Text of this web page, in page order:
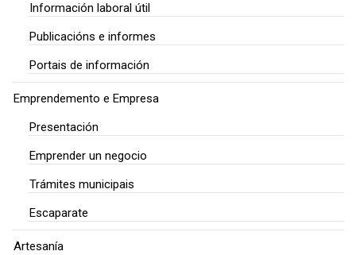
Información laboral útil
Publicacións e informes
Portais de información
Emprendemento e Empresa
Presentación
Emprender un negocio
Trámites municipais
Escaparate
Artesanía